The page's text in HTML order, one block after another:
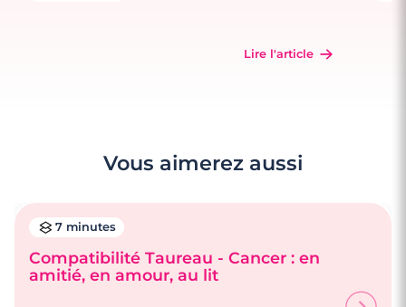
Lire l'article
Vous aimerez aussi
7 minutes
Compatibilité Taureau - Cancer : en
amitié, en amour, au lit